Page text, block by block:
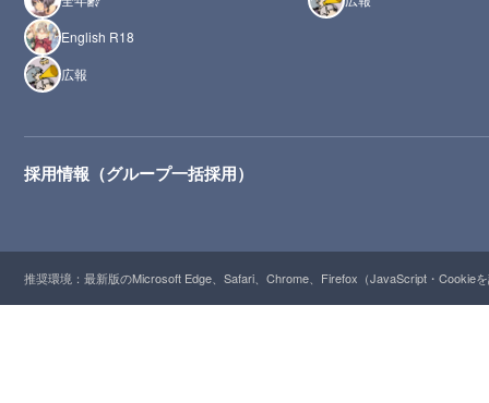
English R18
広報
採用情報（グループ一括採用）
推奨環境：最新版のMicrosoft Edge、Safari、Chrome、Firefox（JavaScript・Cookie